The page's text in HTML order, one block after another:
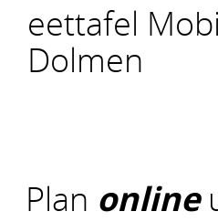
eettafel
Dolmen
Plan online